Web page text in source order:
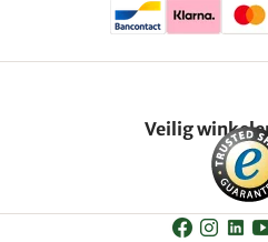
Veilig